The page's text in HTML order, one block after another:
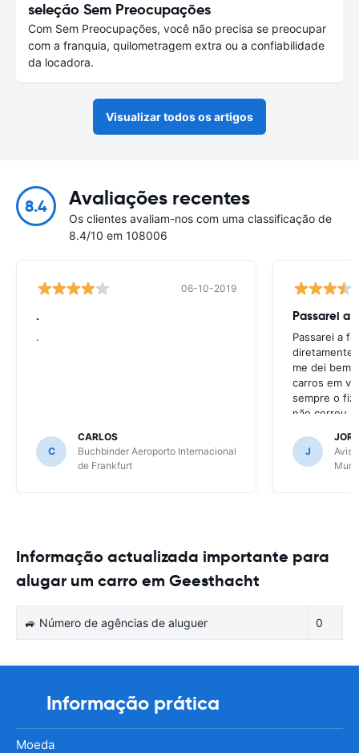
seleção Sem Preocupações
Com Sem Preocupações, você não precisa se preocupar
com a franquia, quilometragem extra ou a confiabilidade
da locadora.
Visualizar todos os artigos
8.4 Avaliações recentes
Os clientes avaliam-nos com uma classificação de
8.4/10 em 108006
06-10-2019
.
.
C
CARLOS
Buchbinder Aeroporto Internacional
de Frankfurt
Passarei a
Passarei a
diretamente
me dei bem
carros em
sempre o fiz
não correu
J
Avis
Informação actualizada importante para
alugar um carro em Geesthacht
🚙 Número de agências de aluguer 0
Informação prática
Moeda